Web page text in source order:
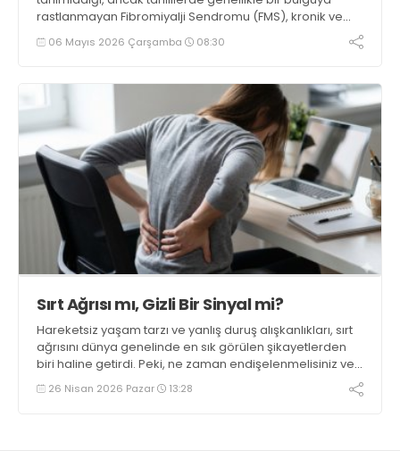
rastlanmayan Fibromiyalji Sendromu (FMS), kronik ve
yaygın bir ağrı bozukluğudur. Vücudun ağrı sinyallerini
işleme biçimindeki bir aksaklıktan kaynaklandığı
etkileyen karmaşık bir tablo sunar
06 Mayıs 2026 Çarşamba 08:30
Sırt Ağrısı mı, Gizli Bir Sinyal mi?
Hareketsiz yaşam tarzı ve yanlış duruş alışkanlıkları, sırt
ağrısını dünya genelinde en sık görülen şikayetlerden
biri haline getirdi. Peki, ne zaman endişelenmelisiniz ve
ağrısız bir yaşam için neler yapabilirsiniz?
26 Nisan 2026 Pazar 13:28